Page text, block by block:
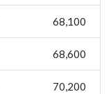
68,100
68,600
70,200